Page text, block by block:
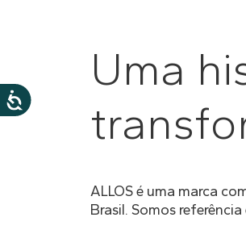
Uma
ALLOS é uma marca
Brasil. Somos